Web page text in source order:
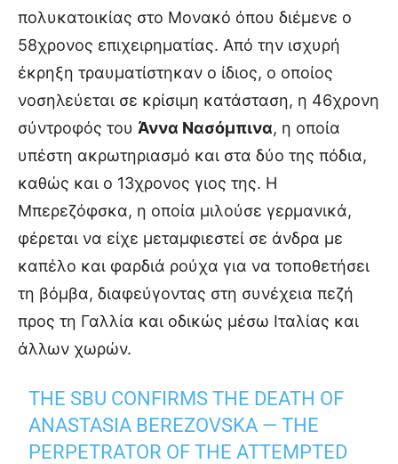
πολυκατοικίας στο Μονακό όπου διέμενε ο
58χρονος επιχειρηματίας. Από την ισχυρή
έκρηξη τραυματίστηκαν ο ίδιος, ο οποίος
νοσηλεύεται σε κρίσιμη κατάσταση, η 46χρονη
σύντροφός του Άννα Νασόμπινα, η οποία
υπέστη ακρωτηριασμό και στα δύο της πόδια,
καθώς και ο 13χρονος γιος της. Η
Μπερεζόφσκα, η οποία μιλούσε γερμανικά,
φέρεται να είχε μεταμφιεστεί σε άνδρα με
καπέλο και φαρδιά ρούχα για να τοποθετήσει
τη βόμβα, διαφεύγοντας στη συνέχεια πεζή
προς τη Γαλλία και οδικώς μέσω Ιταλίας και
άλλων χωρών.
THE SBU CONFIRMS THE DEATH OF
ANASTASIA BEREZOVSKA — THE
PERPETRATOR OF THE ATTEMPTED